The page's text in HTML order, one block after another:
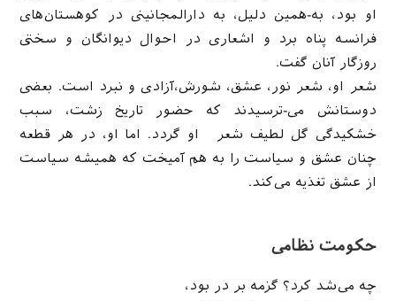
او بود، به-همین دلیل، به دارالمجانینی در کوهستان‌های
فرانسه پناه برد و اشعاری در احوال دیوانگان و سختی
روزگار آنان گفت.
شعر او، شعر نور، عشق، شورش،آزادی و نبرد است. بعضی
دوستانش می-ترسیدند که حضور تاریخ زشت، سبب
خشکیدگی گل لطیف شعر او گردد. اما او، در هر قطعه
چنان عشق و سیاست را به هم آمیخت که همیشه سیاست
از عشق تغذیه ‌می‌کند.
حکومت نظامی
چه می‌شد کرد؟ گزمه بر در بود،